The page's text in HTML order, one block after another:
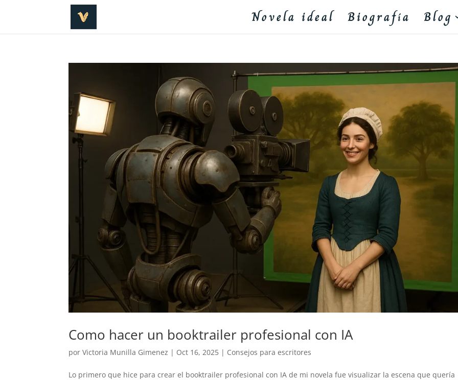
Novela ideal Biografía Blog
Como hacer un booktrailer profesional con IA
porVictoria Munilla Gimenez | Oct 16, 2025 | Consejos para escritores
Lo primero que hice para crear el booktrailer profesional con IA de mi novela fue visualizar la escena que quería